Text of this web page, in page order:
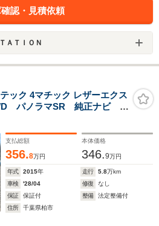
認・見積依頼
ＡＴＩＯＮ
ック 4マチック レザーエクス
パノラマSR 純正ナビ
レザーシー シートヒータ
キセノンヘッドライト オ
シート 電動リアゲート 20
支払総額
356.8万円
本体価格
346.9万円
年式 2015年 走行 5.8万km
車検
'28/04 修復
なし
保証
保証付 整備
法定整備付
住所
千葉県柏市